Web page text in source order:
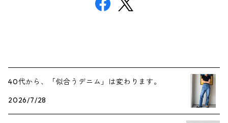
40代から、「似合うデニム」は変わります。
2026/7/28